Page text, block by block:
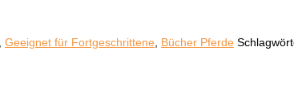
Geeignet für Fortgeschrittene Bücher Pferde